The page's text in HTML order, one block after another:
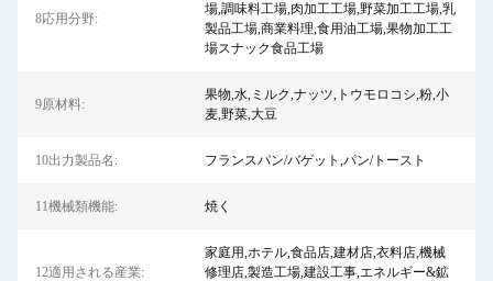
8応用分野:
場,調味料工場,肉加工工場,野菜加工工場,乳
製品工場,商業料理,食用油工場,果物加工工
場スナック食品工場
9原材料:
果物,水,ミルク,ナッツ,トウモロコシ,粉,小
麦,野菜,大豆
10出力製品名: フランスパン/バゲット,パン/トースト
11機械類機能: 焼く
12適用される産業:
家庭用,ホテル,食品店,建材店,衣料店,機械
修理店,製造工場,建設工事,エネルギー&鉱